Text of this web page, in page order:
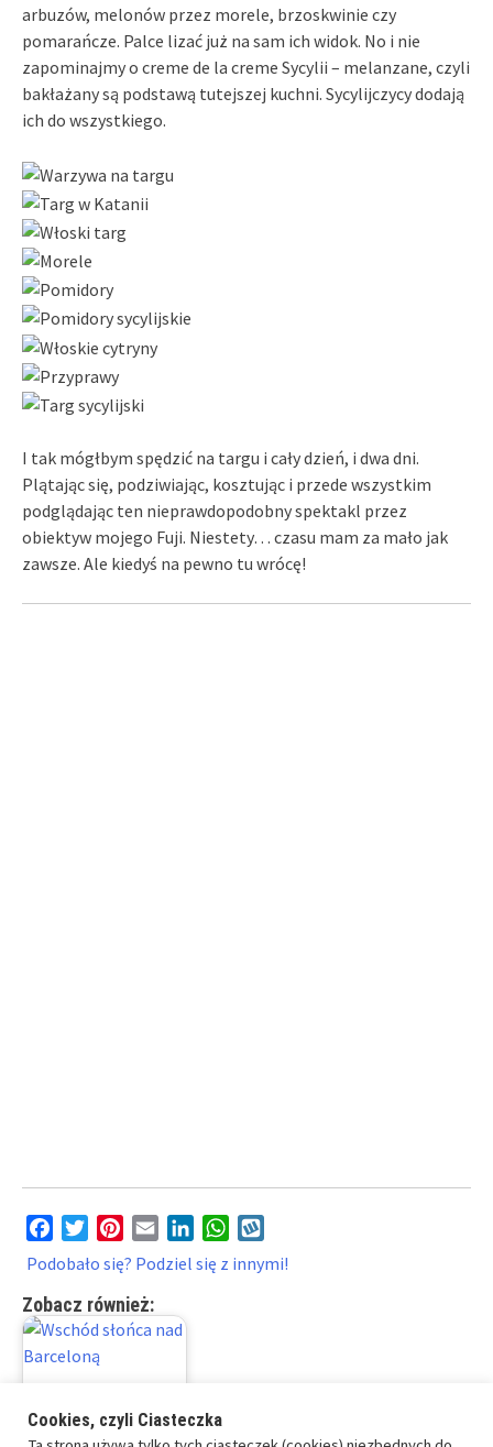
arbuzów, melonów przez morele, brzoskwinie czy
pomarańcze. Palce lizać już na sam ich widok. No i nie
zapominajmy o creme de la creme Sycylii – melanzane, czyli
bakłażany są podstawą tutejszej kuchni. Sycylijczycy dodają
ich do wszystkiego.
I tak mógłbym spędzić na targu i cały dzień, i dwa dni.
Plątając się, podziwiając, kosztując i przede wszystkim
podglądając ten nieprawdopodobny spektakl przez
obiektyw mojego Fuji. Niestety… czasu mam za mało jak
zawsze. Ale kiedyś na pewno tu wrócę!
FacebookTwitterPinterest
Email LinkedInWhatsApp
Podobało się? Podziel się z innymi!
Zobacz również:
Cookies, czyli Ciasteczka